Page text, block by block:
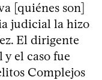
[quiénes son]
judicial la hizo
El dirigente
el caso fue
Complejos